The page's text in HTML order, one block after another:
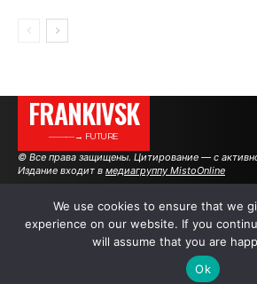
FRANKIVSK
———→ FUTURE
© Все права защищены. Цитирование — с
Издание входит в медиагруппу MistoOnline
АВТОРЫ
We use cookies to ensure that we
experience on our website. If you
will assume that you are
Ok